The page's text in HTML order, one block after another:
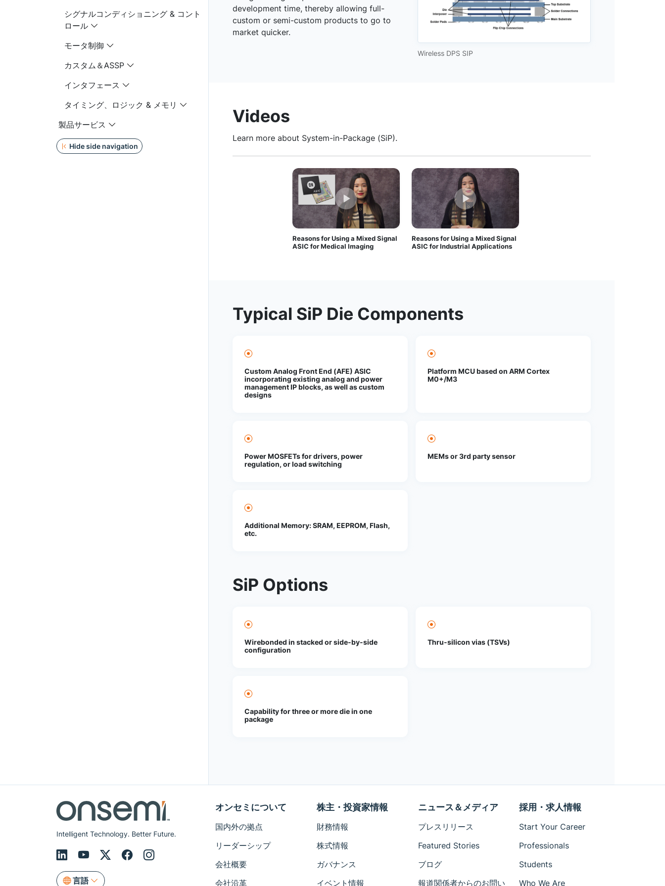
シグナルコンディショニング & コント
ロール
モータ制御
カスタム＆ASSP
インタフェース
タイミング、ロジック & メモリ
製品サービス
Hide side navigation
development time, thereby allowing full-
custom or semi-custom products to go to
market quicker.
Wireless DPS SIP
Videos
Learn more about System-in-Package (SiP).
Typical SiP Die Components
Custom Analog Front End (AFE) ASIC
incorporating existing analog and power
management IP blocks, as well as custom
designs
Platform MCU based on ARM Cortex
M0+/M3
Power MOSFETs for drivers, power
regulation, or load switching
MEMs or 3rd party sensor
Additional Memory: SRAM, EEPROM, Flash,
etc.
SiP Options
Wirebonded in stacked or side-by-side
configuration
Thru-silicon vias (TSVs)
Capability for three or more die in one
package
Intelligent Technology. Better Future.
言語
オンセミについて
国内外の拠点
リーダーシップ
会社概要
会社沿革
株主・投資家情報
財務情報
株式情報
ガバナンス
イベント情報
ニュース＆メディア
プレスリリース
Featured Stories
ブログ
報道関係者からのお問い
採用・求人情報
Start Your Career
Professionals
Students
Who We Are